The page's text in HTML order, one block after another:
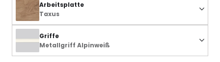
Arbeitsplatte
Taxus
Griffe
Metallgriff Alpinweiß